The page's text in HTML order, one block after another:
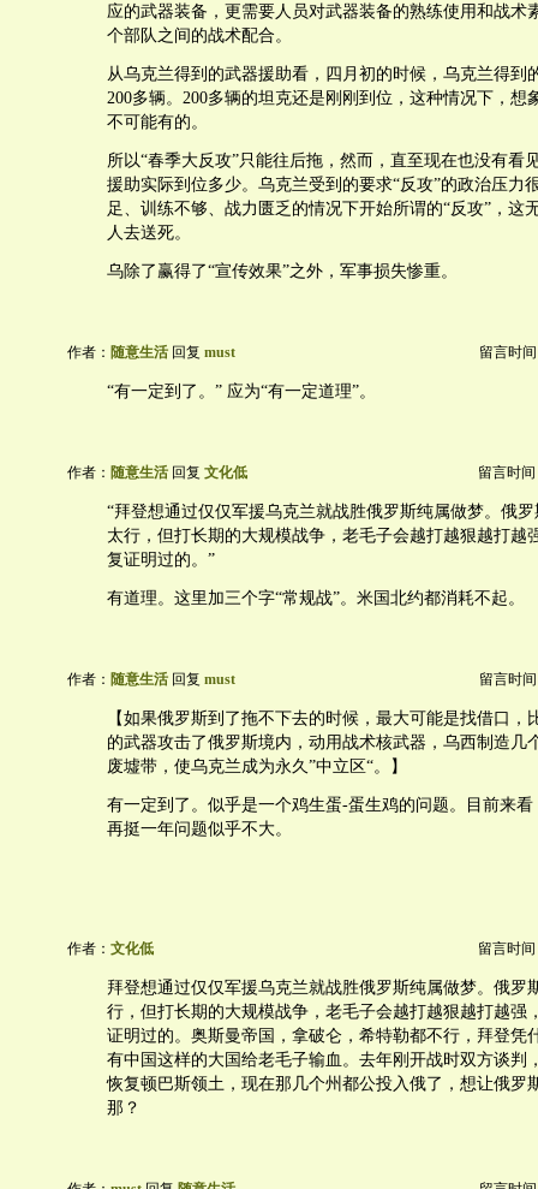
应的武器装备，更需要人员对武器装备的熟练使用和战术
个部队之间的战术配合。
从乌克兰得到的武器援助看，四月初的时候，乌克兰得到
200多辆。200多辆的坦克还是刚刚到位，这种情况下，想
不可能有的。
所以“春季大反攻”只能往后拖，然而，直至现在也没有看
援助实际到位多少。乌克兰受到的要求“反攻”的政治压力
足、训练不够、战力匮乏的情况下开始所谓的“反攻”，这
人去送死。
乌除了赢得了“宣传效果”之外，军事损失惨重。
作者： 随意生活 回复 must 留言时间
“有一定到了。” 应为“有一定道理”。
作者： 随意生活 回复 文化低 留言时间
“拜登想通过仅仅军援乌克兰就战胜俄罗斯纯属做梦。俄
太行，但打长期的大规模战争，老毛子会越打越狠越打越
复证明过的。”
有道理。这里加三个字“常规战”。米国北约都消耗不起。
作者： 随意生活 回复 must 留言时间
【如果俄罗斯到了拖不下去的时候，最大可能是找借口，
的武器攻击了俄罗斯境内，动用战术核武器，乌西制造几
废墟带，使乌克兰成为永久”中立区“。】
有一定到了。似乎是一个鸡生蛋-蛋生鸡的问题。目前来
再挺一年问题似乎不大。
作者： 文化低 留言时间
拜登想通过仅仅军援乌克兰就战胜俄罗斯纯属做梦。俄罗
行，但打长期的大规模战争，老毛子会越打越狠越打越强
证明过的。奥斯曼帝国，拿破仑，希特勒都不行，拜登凭
有中国这样的大国给老毛子输血。去年刚开战时双方谈判
恢复顿巴斯领土，现在那几个州都公投入俄了，想让俄罗
那？